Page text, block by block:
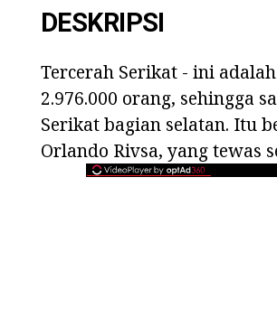
DESKRIPSI
Tercerah Serikat - ini
2.976.000 orang, sehingga
Serikat bagian selatan. Itu
Orlando Rivsa, yang tewas